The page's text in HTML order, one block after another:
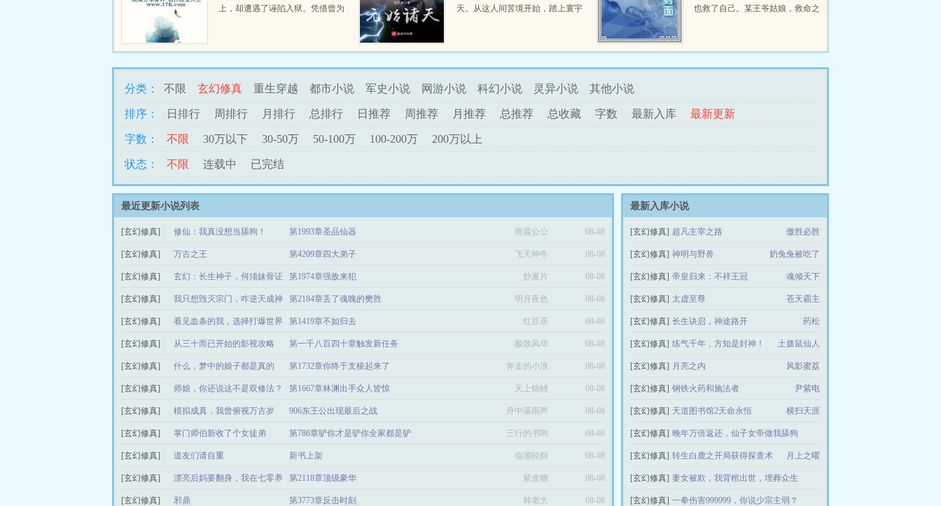
上，却遭遇了诬陷入狱。凭借曾为
实的背后，却是一桩桩奇案和一个
天。从这人间苦境开始，踏上寰宇
也救了自己。某王爷姑娘，救命之
本王也可以种田的，很会种的。杜
分类： 不限 玄幻修真 重生穿越 都市小说 军史小说 网游小说 科幻小说 灵异小说 其他小说
排序： 日排行 周排行 月排行 总排行 日推荐 周推荐 月推荐 总推荐 总收藏 字数 最新入库 最新更新
字数： 不限 30万以下 30-50万 50-100万 100-200万 200万以上
状态： 不限 连载中 已完结
最新入库小说
[玄幻修真] 超凡主宰之路 傲胜必胜
[玄幻修真] 神明与野兽 奶兔兔被吃了
[玄幻修真] 帝皇归来：不祥王冠 魂倾天下
[玄幻修真] 太虚至尊 苍天霸主
[玄幻修真] 长生诀启，神途路开 药松
[玄幻修真] 练气千年，方知是封神！ 土拨鼠仙人
[玄幻修真] 月亮之内 风影蜜荔
[玄幻修真] 钢铁火药和施法者 尹紫电
[玄幻修真] 天道图书馆2天命永恒 横扫天涯
[玄幻修真] 晚年万倍返还，仙子女帝做我舔狗
秋问冬
[玄幻修真] 转生白鹿之开局获得探查术 月上之曜
[玄幻修真] 妻女被欺，我背棺出世，埋葬众生
这个老七
[玄幻修真] 一拳伤害999999，你说少宗主弱？
最近更新小说列表
[玄幻修真] 修仙：我真没想当舔狗！ 第1993章圣品仙器 雨晨公公 08-08
[玄幻修真] 万古之王 第4209章四大弟子 飞天神牛 08-08
[玄幻修真] 玄幻：长生神子，何须妹骨证
道！
第1974章强敌来犯 炒麦片 08-08
[玄幻修真] 我只想毁灭宗门，咋逆天成神
了
第2184章丢了魂魄的樊胜 明月夜色 08-08
[玄幻修真] 看见血条的我，选择打爆世界 第1419章不如归去 红豆茶 08-08
[玄幻修真] 从三十而已开始的影视攻略 第一千八百四十章触发新任务 极致风华 08-08
[玄幻修真] 什么，梦中的娘子都是真的 第1732章你终于支棱起来了 奔走的小浪 08-08
[玄幻修真] 师娘，你还说这不是双修法？ 第1667章林渊出手众人皆惊 天上锦鲤 08-08
[玄幻修真] 模拟成真，我曾俯视万古岁
月？
906东王公出现最后之战 舟中落雨声 08-08
[玄幻修真] 掌门师伯新收了个女徒弟 第786章驴你才是驴你全家都是驴 三行的书哟 08-08
[玄幻修真] 道友们请自重 新书上架 临湖轻舸 08-08
[玄幻修真] 漂亮后妈要翻身，我在七零养
崽崽
第2118章顶级豪华 紫皮糖 08-08
[玄幻修真] 邪鼎 第3773章反击时刻 韩老大 08-08